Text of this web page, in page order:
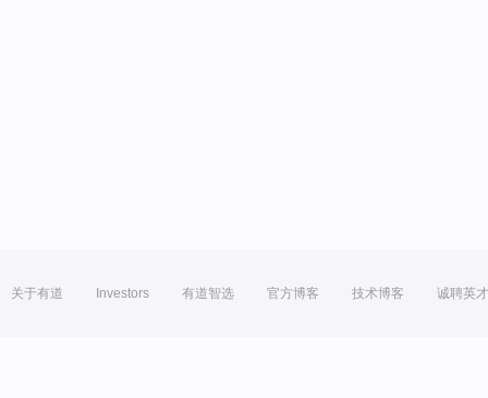
关于有道 Investors 有道智选 官方博客 技术博客 诚聘英才